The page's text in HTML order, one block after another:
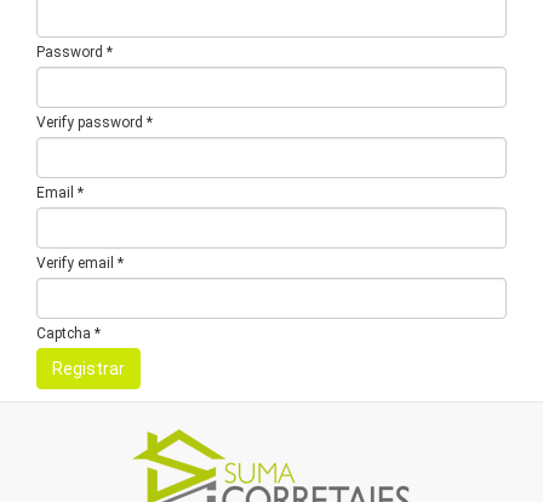
Password *
Verify password *
Email *
Verify email *
Captcha *
Registrar